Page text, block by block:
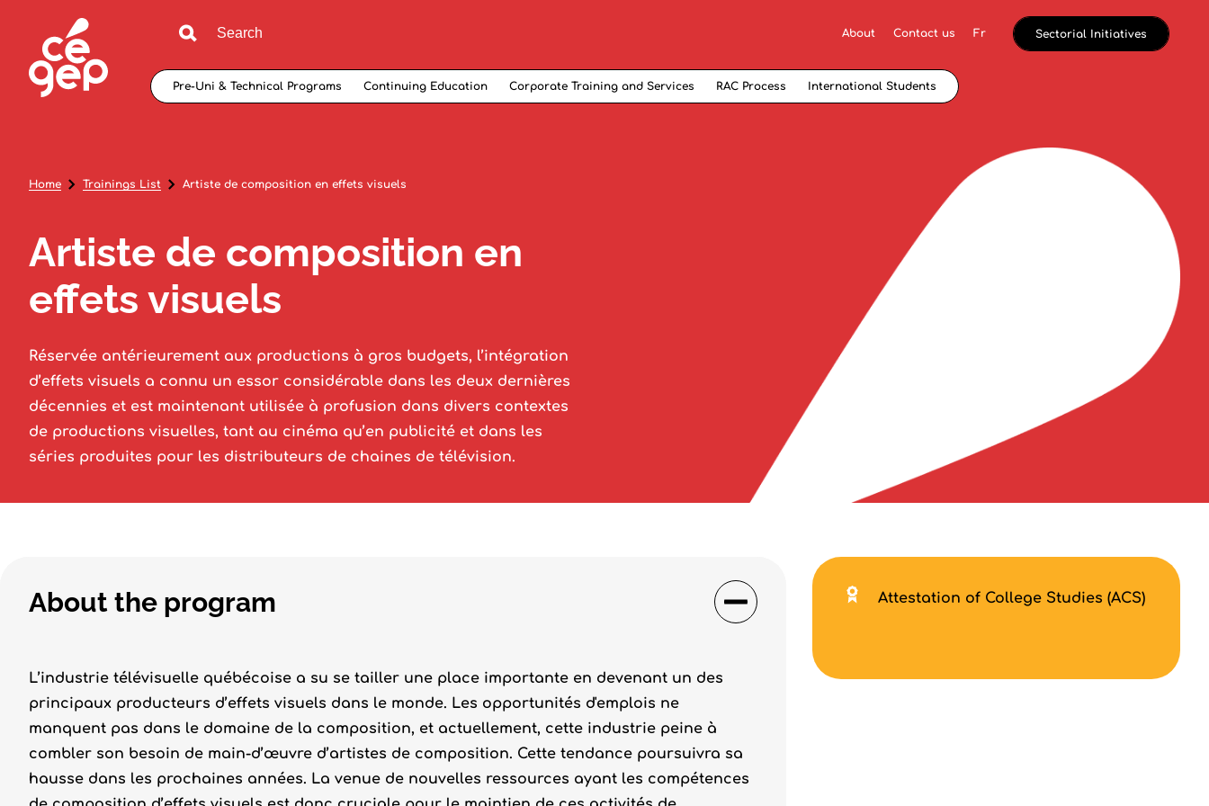
About Contact us Fr Sectorial Initiatives
Pre-Uni & Technical Programs Continuing Education Corporate Training and Services RAC Process International Students
Home Trainings List Artiste de composition en effets visuels
Artiste de composition en
effets visuels
Réservée antérieurement aux productions à gros budgets, l’intégration
d’effets visuels a connu un essor considérable dans les deux dernières
décennies et est maintenant utilisée à profusion dans divers contextes
de productions visuelles, tant au cinéma qu’en publicité et dans les
séries produites pour les distributeurs de chaines de télévision.
About the program
L’industrie télévisuelle québécoise a su se tailler une place importante en devenant un des
principaux producteurs d’effets visuels dans le monde. Les opportunités d'emplois ne
manquent pas dans le domaine de la composition, et actuellement, cette industrie peine à
combler son besoin de main-d’œuvre d’artistes de composition. Cette tendance poursuivra sa
hausse dans les prochaines années. La venue de nouvelles ressources ayant les compétences
Attestation of College Studies (ACS)